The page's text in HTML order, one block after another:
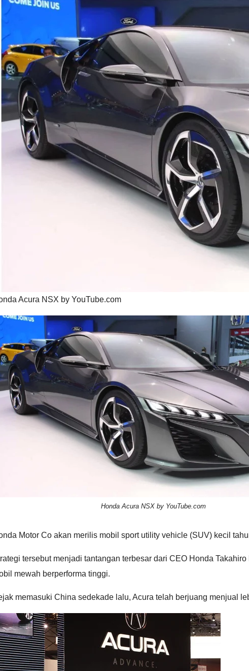
Acura NSX by YouTube.com
Honda Acura NSX by YouTube.com
Motor Co akan merilis mobil sport utility vehicle (SUV) kecil
tersebut menjadi tantangan terbesar dari CEO Honda
mewah berperforma tinggi.
memasuki China sedekade lalu, Acura telah berjuang menjual